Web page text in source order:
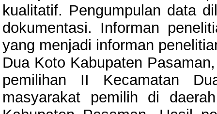
kualitatif. Pengumpulan data
dokumentasi. Informan
yang menjadi informan
Dua Koto Kabupaten
pemilihan II Kecamatan
masyarakat pemilih di